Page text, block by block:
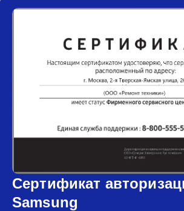
Сертификат
Samsung